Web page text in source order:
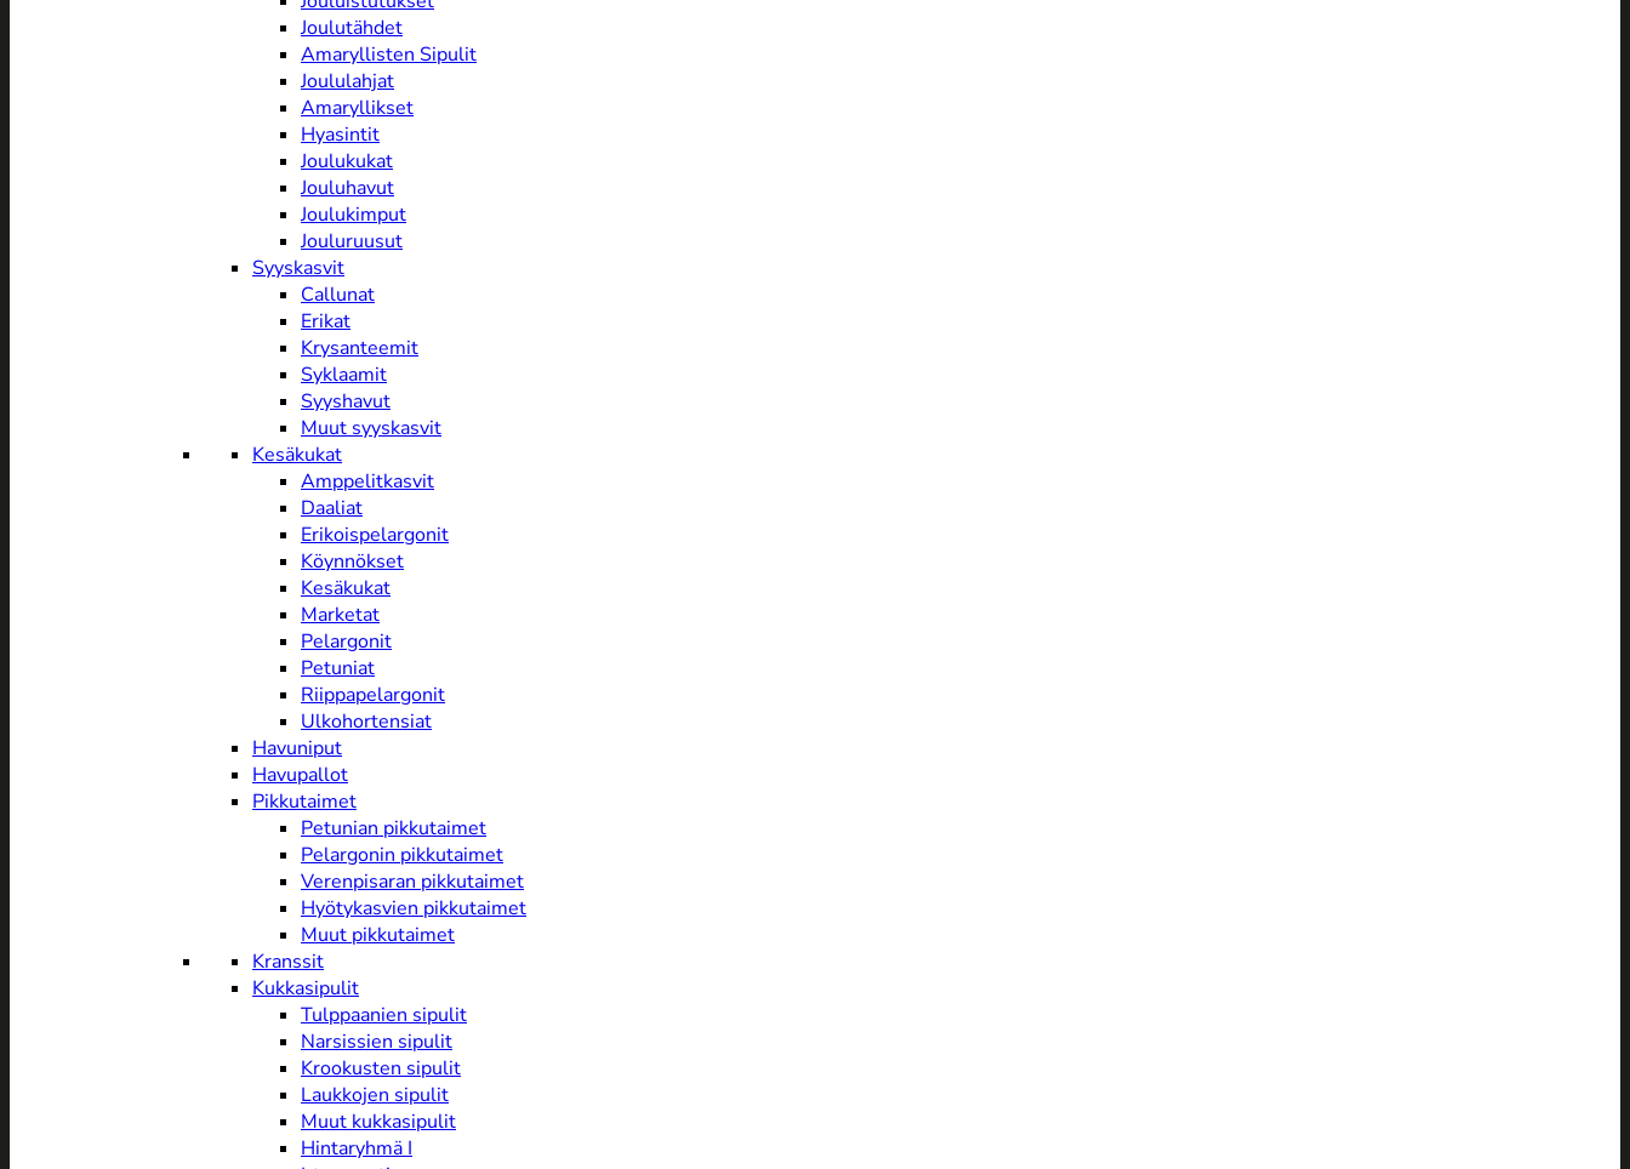
Joulutähdet
Amaryllisten Sipulit
Joululahjat
Amaryllikset
Hyasintit
Joulukukat
Jouluhavut
Joulukimput
Jouluruusut
Syyskasvit
Callunat
Erikat
Krysanteemit
Syklaamit
Syyshavut
Muut syyskasvit
Kesäkukat
Amppelitkasvit
Daaliat
Erikoispelargonit
Köynnökset
Kesäkukat
Marketat
Pelargonit
Petuniat
Riippapelargonit
Ulkohortensiat
Havuniput
Havupallot
Pikkutaimet
Petunian pikkutaimet
Pelargonin pikkutaimet
Verenpisaran pikkutaimet
Hyötykasvien pikkutaimet
Muut pikkutaimet
Kranssit
Kukkasipulit
Tulppaanien sipulit
Narsissien sipulit
Krookusten sipulit
Laukkojen sipulit
Muut kukkasipulit
Hintaryhmä I